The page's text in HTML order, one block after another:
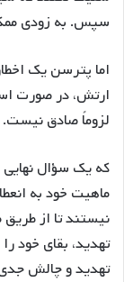
سپس. به زودی
اما پترسن یک
ارتش، در صورت
لزوماً صادق نیست.
که یک سؤال نهایی
ماهیت خود به
نیستند تا از
تهدید، بقای خود
تهدید و چالش